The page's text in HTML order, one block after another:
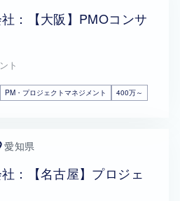
：【大阪】PMOコンサ
ト
PM・プロジェクトマネジメント 400万～
愛知県
：【名古屋】プロジェ